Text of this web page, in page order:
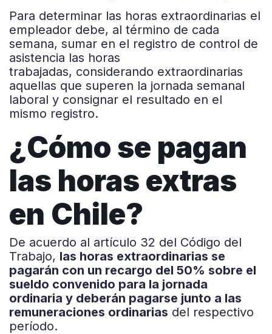
Para determinar las horas extraordinarias el
empleador debe, al término de cada
semana, sumar en el registro de control de
asistencia las horas
trabajadas, considerando extraordinarias
aquellas que superen la jornada semanal
laboral y consignar el resultado en el
mismo registro.
¿Cómo se pagan
las horas extras
en Chile?
De acuerdo al artículo 32 del Código del
Trabajo, ​​las horas extraordinarias se
pagarán con un recargo del 50% sobre el
sueldo convenido para la jornada
ordinaria y deberán pagarse junto a las
remuneraciones ordinarias del respectivo
período.